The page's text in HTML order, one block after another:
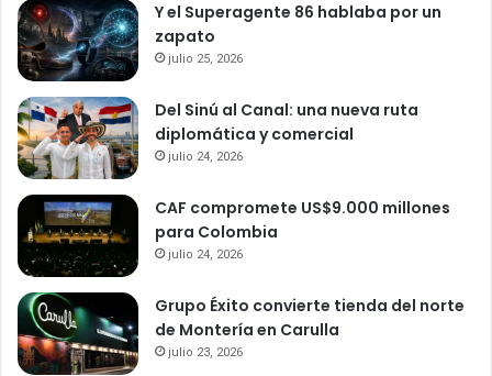
Y el Superagente 86 hablaba por un
zapato
julio 25, 2026
Del Sinú al Canal: una nueva ruta
diplomática y comercial
julio 24, 2026
CAF compromete US$9.000 millones
para Colombia
julio 24, 2026
Grupo Éxito convierte tienda del norte
de Montería en Carulla
julio 23, 2026